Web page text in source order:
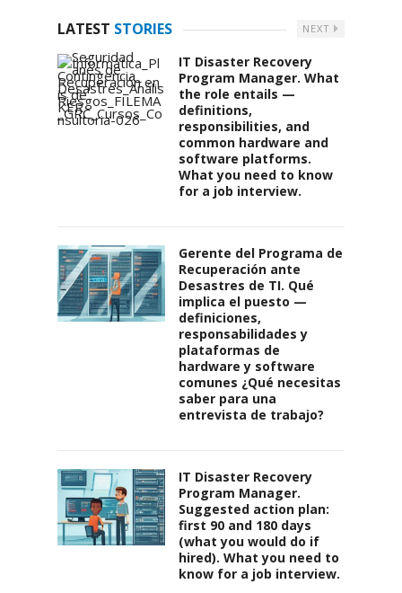
LATEST STORIES NEXT
IT Disaster Recovery
Program Manager. What
the role entails —
definitions,
responsibilities, and
common hardware and
software platforms.
What you need to know
for a job interview.
Gerente del Programa de
Recuperación ante
Desastres de TI. Qué
implica el puesto —
definiciones,
responsabilidades y
plataformas de
hardware y software
comunes ¿Qué necesitas
saber para una
entrevista de trabajo?
IT Disaster Recovery
Program Manager.
Suggested action plan:
first 90 and 180 days
(what you would do if
hired). What you need to
know for a job interview.